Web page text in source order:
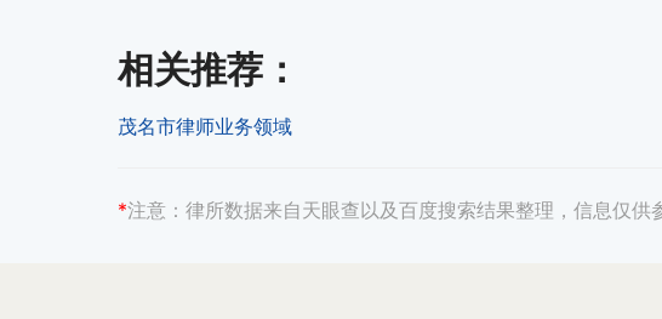
相关推荐 ：
茂名市律师业务领域
*注意： 律所数据来自天眼查以及百度搜索结果整理，信息仅供